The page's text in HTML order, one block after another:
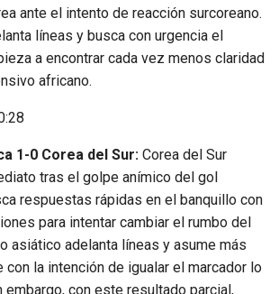
ante el intento de reacción surcoreano.
líneas y busca con urgencia el
a encontrar cada vez menos claridad
africano.
1-0 Corea del Sur: Corea del Sur
tras el golpe anímico del gol
respuestas rápidas en el banquillo con
para intentar cambiar el rumbo del
asiático adelanta líneas y asume más
con la intención de igualar el marcador lo
embargo, con este resultado parcial,